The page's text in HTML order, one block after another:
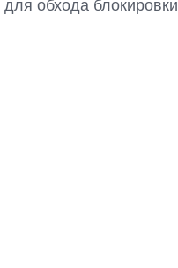
обхода блокировки